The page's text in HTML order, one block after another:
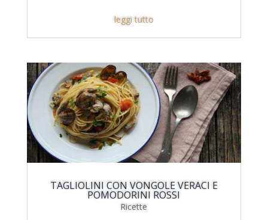
leggi tutto
TAGLIOLINI CON VONGOLE VERACI E
POMODORINI ROSSI
Ricette